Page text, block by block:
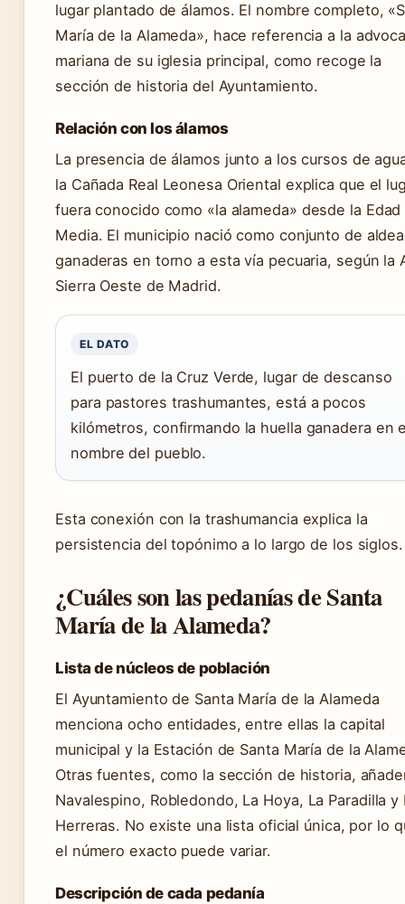
lugar plantado de álamos. El nombre completo,
María de la Alameda», hace referencia a la
mariana de su iglesia principal, como recoge la
sección de historia del Ayuntamiento.
Relación con los álamos
La presencia de álamos junto a los cursos de
la Cañada Real Leonesa Oriental explica que el
fuera conocido como «la alameda» desde la Edad
Media. El municipio nació como conjunto de
ganaderas en torno a esta vía pecuaria, según la
Sierra Oeste de Madrid.
EL DATO
El puerto de la Cruz Verde, lugar de descanso
para pastores trashumantes, está a pocos
kilómetros, confirmando la huella ganadera en
nombre del pueblo.
Esta conexión con la trashumancia explica la
persistencia del topónimo a lo largo de los siglos.
¿Cuáles son las pedanías de Santa
María de la Alameda?
Lista de núcleos de población
El Ayuntamiento de Santa María de la Alameda
menciona ocho entidades, entre ellas la capital
municipal y la Estación de Santa María de la
Otras fuentes, como la sección de historia,
Navalespino, Robledondo, La Hoya, La Paradilla y
Herreras. No existe una lista oficial única, por lo
el número exacto puede variar.
Descripción de cada pedanía